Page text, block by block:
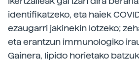
identifikatzeko, eta haiek
ezaugarri jakinekin lotzeko;
eta erantzun immunologiko
Gainera, lipido horietako